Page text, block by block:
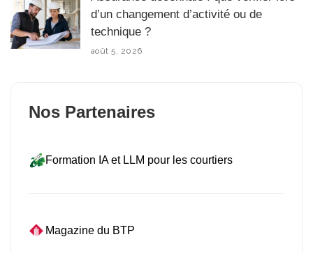
d’un changement d’activité ou de
technique ?
août 5, 2026
Nos Partenaires
Formation IA et LLM pour les courtiers
Magazine du BTP